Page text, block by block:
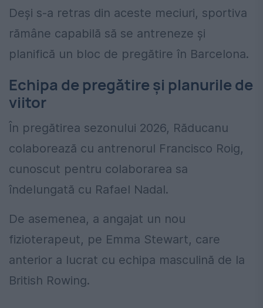
Deși s-a retras din aceste meciuri, sportiva
rămâne capabilă să se antreneze și
planifică un bloc de pregătire în Barcelona.
Echipa de pregătire și planurile de
viitor
În pregătirea sezonului 2026, Răducanu
colaborează cu antrenorul Francisco Roig,
cunoscut pentru colaborarea sa
îndelungată cu Rafael Nadal.
De asemenea, a angajat un nou
fizioterapeut, pe Emma Stewart, care
anterior a lucrat cu echipa masculină de la
British Rowing.